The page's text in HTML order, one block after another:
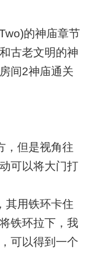
的神庙章节
古老文明的神
间2神庙通关
，但是视角往
可以将大门打
其用铁环卡住
铁环拉下，我
可以得到一个